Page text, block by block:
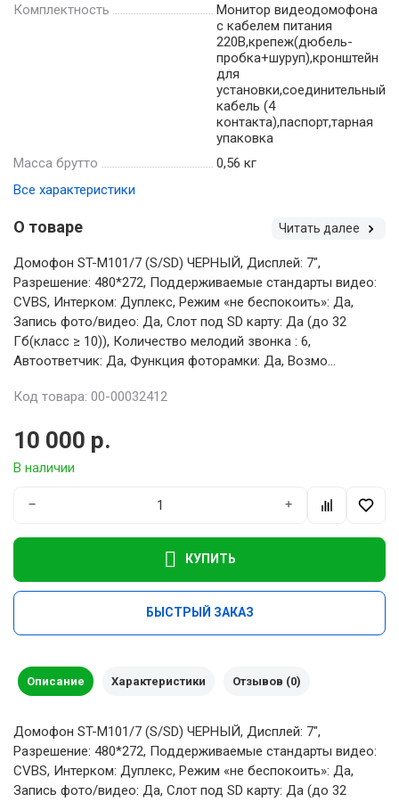
Комплектность
Монитор видеодомофона
с кабелем питания
220В,крепеж(дюбель-
пробка+шуруп),кронштейн
для
установки,соединительный
кабель (4
контакта),паспорт,тарная
упаковка
Масса брутто
0,56 кг
Все характеристики
О товаре Читать далее
Домофон ST-M101/7 (S/SD) ЧЕРНЫЙ, Дисплей: 7",
Разрешение: 480*272, Поддерживаемые стандарты видео:
CVBS, Интерком: Дуплекс, Режим «не беспокоить»: Да,
Запись фото/видео: Да, Слот под SD карту: Да (до 32
Гб(класс ≥ 10)), Количество мелодий звонка : 6,
Автоответчик: Да, Функция фоторамки: Да, Возмо...
Код товара: 00-00032412
10 000 р.
В наличии
− +
КУПИТЬ
БЫСТРЫЙ ЗАКАЗ
Описание Характеристики Отзывов (0)
Домофон ST-M101/7 (S/SD) ЧЕРНЫЙ, Дисплей: 7",
Разрешение: 480*272, Поддерживаемые стандарты видео:
CVBS, Интерком: Дуплекс, Режим «не беспокоить»: Да,
Запись фото/видео: Да, Слот под SD карту: Да (до 32